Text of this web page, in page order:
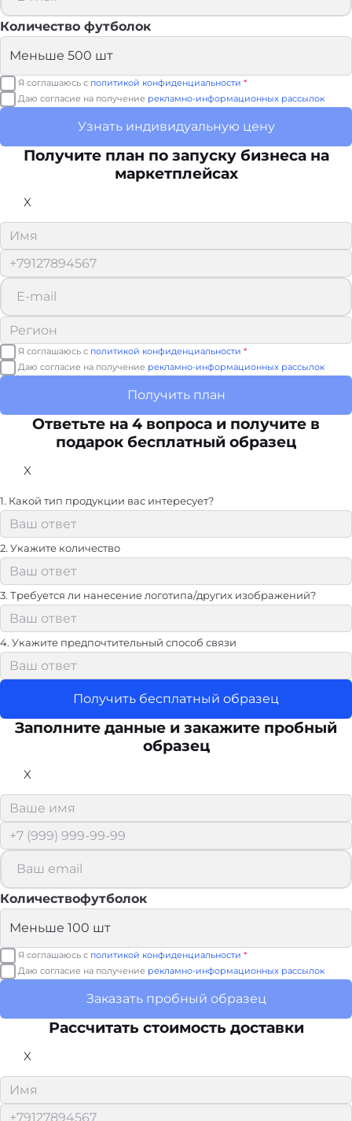
Количество футболок
Я соглашаюсь с политикой конфиденциальности *
Даю согласие на получение рекламно-информационных рассылок
Узнать индивидуальную цену
Получите план по запуску бизнеса на
маркетплейсах
X
Я соглашаюсь с политикой конфиденциальности *
Даю согласие на получение рекламно-информационных рассылок
Получить план
Ответьте на 4 вопроса и получите в
подарок бесплатный образец
X
1. Какой тип продукции вас интересует?
2. Укажите количество
3. Требуется ли нанесение логотипа/других изображений?
4. Укажите предпочтительный способ связи
Получить бесплатный образец
Заполните данные и закажите пробный
образец
X
Количествофутболок
Я соглашаюсь с политикой конфиденциальности *
Даю согласие на получение рекламно-информационных рассылок
Заказать пробный образец
Рассчитать стоимость доставки
X